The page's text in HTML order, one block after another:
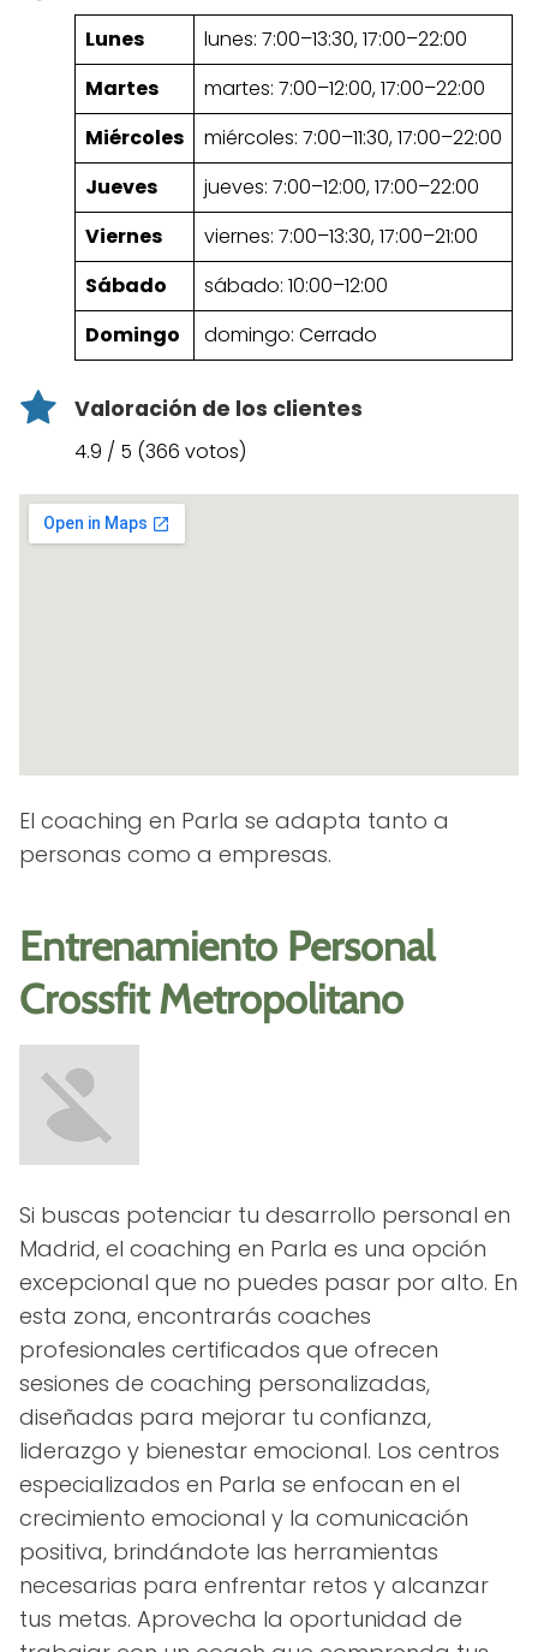
Lunes
lunes: 7:00–13:30, 17:00–22:00
Martes
martes: 7:00–12:00, 17:00–22:00
Miércoles
miércoles: 7:00–11:30, 17:00–22:00
Jueves
jueves: 7:00–12:00, 17:00–22:00
Viernes
viernes: 7:00–13:30, 17:00–21:00
Sábado
sábado: 10:00–12:00
Domingo
domingo: Cerrado
Valoración de los clientes
4.9 / 5 (366 votos)
El coaching en Parla se adapta tanto a
personas como a empresas.
Entrenamiento Personal
Crossfit Metropolitano
Si buscas potenciar tu desarrollo personal en
Madrid, el coaching en Parla es una opción
excepcional que no puedes pasar por alto. En
esta zona, encontrarás coaches
profesionales certificados que ofrecen
sesiones de coaching personalizadas,
diseñadas para mejorar tu confianza,
liderazgo y bienestar emocional. Los centros
especializados en Parla se enfocan en el
crecimiento emocional y la comunicación
positiva, brindándote las herramientas
necesarias para enfrentar retos y alcanzar
tus metas. Aprovecha la oportunidad de